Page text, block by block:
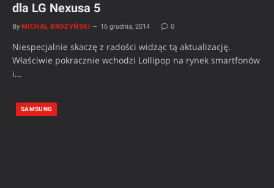
dla LG Nexusa 5
By MICHAŁ BROŻYŃSKI 16 grudnia, 2014 0
Niespecjalnie skaczę z radości widząc tą aktualizację.
Właściwie pokracznie wchodzi Lollipop na rynek smartfonów
i…
SAMSUNG